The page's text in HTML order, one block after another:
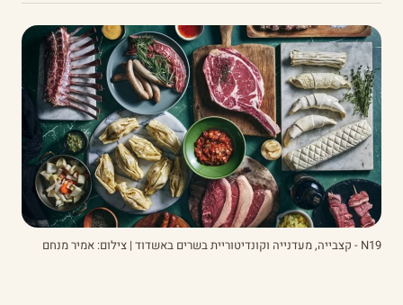
N19 - קצבייה, מעדנייה וקונדיטוריית בשרים באשדוד | צילום: אמיר מנחם